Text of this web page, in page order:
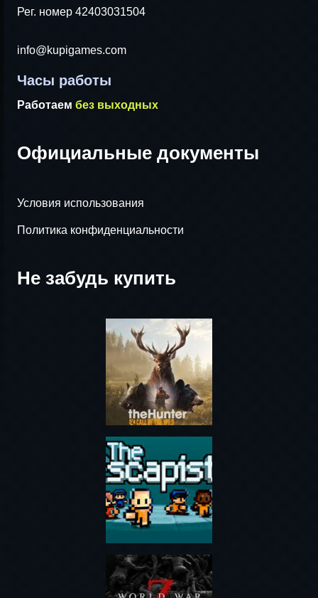
Рег. номер 42403031504
info@kupigames.com
Часы работы
Работаем без выходных
Официальные документы
Условия использования
Политика конфиденциальности
Не забудь купить